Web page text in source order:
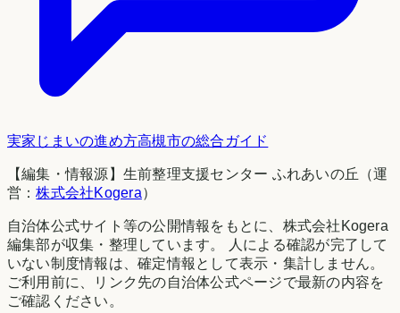
実家じまいの進め方高槻市の総合ガイド
【編集・情報源】生前整理支援センター ふれあいの丘（運
営：株式会社Kogera）
自治体公式サイト等の公開情報をもとに、株式会社Kogera
編集部が収集・整理しています。 人による確認が完了して
いない制度情報は、確定情報として表示・集計しません。
ご利用前に、リンク先の自治体公式ページで最新の内容を
ご確認ください。